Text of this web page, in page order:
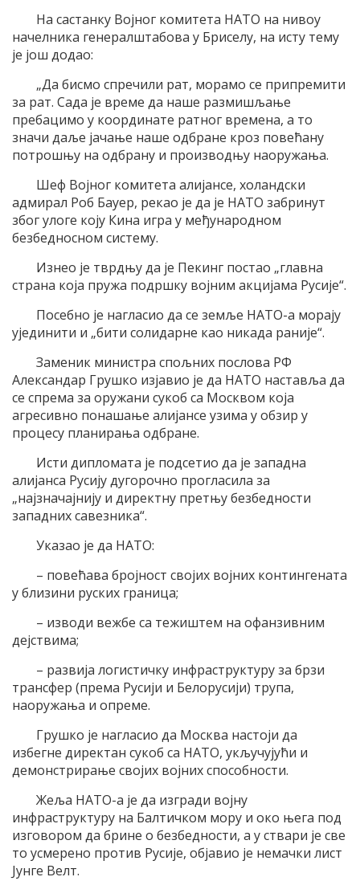
На састанку Војног комитета НАТО на нивоу
начелника генералштабова у Бриселу, на исту тему
је још додао:
„Да бисмо спречили рат, морамо се припремити
за рат. Сада је време да наше размишљање
пребацимо у координате ратног времена, а то
значи даље јачање наше одбране кроз повећану
потрошњу на одбрану и производњу наоружања.
Шеф Војног комитета алијансе, холандски
адмирал Роб Бауер, рекао је да је НАТО забринут
због улоге коју Кина игра у међународном
безбедносном систему.
Изнео је тврдњу да је Пекинг постао „главна
страна која пружа подршку војним акцијама Русије“.
Посебно је нагласио да се земље НАТО-а морају
ујединити и „бити солидарне као никада раније“.
Заменик министра спољних послова РФ
Александар Грушко изјавио је да НАТО наставља да
се спрема за оружани сукоб са Москвом која
агресивно понашање алијансе узима у обзир у
процесу планирања одбране.
Исти дипломата је подсетио да је западна
алијанса Русију дугорочно прогласила за
„најзначајнију и директну претњу безбедности
западних савезника“.
Указао је да НАТО:
– повећава бројност својих војних контингената
у близини руских граница;
– изводи вежбе са тежиштем на офанзивним
дејствима;
– развија логистичку инфраструктуру за брзи
трансфер (према Русији и Белорусији) трупа,
наоружања и опреме.
Грушко је нагласио да Москва настоји да
избегне директан сукоб са НАТО, укључујући и
демонстрирање својих војних способности.
Жеља НАТО-а је да изгради војну
инфраструктуру на Балтичком мору и око њега под
изговором да брине о безбедности, а у ствари је све
то усмерено против Русије, објавио је немачки лист
Јунге Велт.